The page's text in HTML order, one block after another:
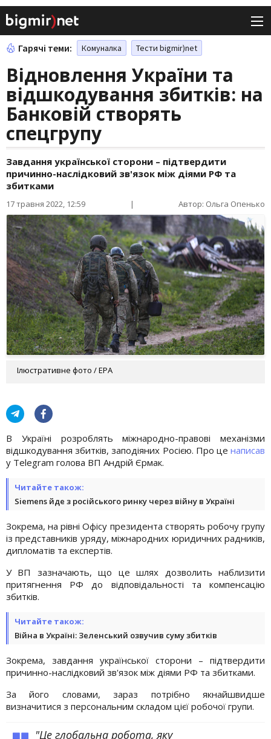
Гарячі теми: Комуналка Тести bigmir)net
Відновлення України та
відшкодування збитків: на
Банковій створять
спецгрупу
Завдання української сторони – підтвердити
причинно-наслідковий зв'язок між діями РФ та
збитками
17 травня 2022, 12:59 | Автор: Ольга Опенько
Ілюстративне фото / ЕРА
В Україні розроблять міжнародно-правові механізми
відшкодування збитків, заподіяних Росією. Про це написав
у Telegram голова ВП Андрій Єрмак.
Читайте також:
Siemens йде з російського ринку через війну в Україні
Зокрема, на рівні Офісу президента створять робочу групу
із представників уряду, міжнародних юридичних радників,
дипломатів та експертів.
У ВП зазначають, що це шлях дозволить наблизити
притягнення РФ до відповідальності та компенсацію
збитків.
Читайте також:
Війна в Україні: Зеленський озвучив суму збитків
Зокрема, завдання української сторони – підтвердити
причинно-наслідковий зв'язок між діями РФ та збитками.
За його словами, зараз потрібно якнайшвидше
визначитися з персональним складом цієї робочої групи.
"Це глобальна робота, яку